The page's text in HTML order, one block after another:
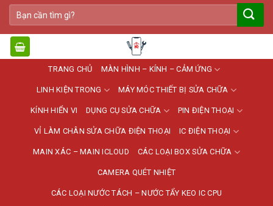
Bỏ
qua
nội
dung
Tìm
kiếm:
TRANG CHỦ MÀN HÌNH – KÍNH – CẢM ỨNG
LINH KIỆN TRONG MÁY MÓC THIẾT BỊ SỬA CHỮA
KÍNH HIỂN VI DỤNG CỤ SỬA CHỮA PIN ĐIỆN THOẠI
VỈ LÀM CHÂN SỬA CHỮA ĐIỆN THOẠI IC ĐIỆN THOẠI
MAIN XÁC – MAIN ICLOUD CÁC LOẠI BOX SỬA CHỮA
CAMERA QUÉT NHIỆT
CÁC LOẠI NƯỚC TÁCH – NƯỚC TẨY KEO IC CPU